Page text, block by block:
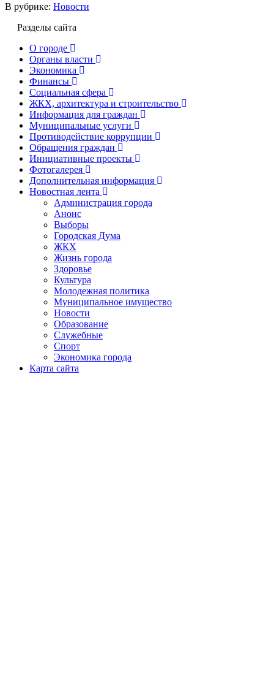
В рубрике: Новости
Разделы сайта
О городе
Органы власти
Экономика
Финансы
Социальная сфера
ЖКХ, архитектура и строительство
Информация для граждан
Муниципальные услуги
Противодействие коррупции
Обращения граждан
Инициативные проекты
Фотогалерея
Дополнительная информация
Новостная лента
Администрация города
Анонс
Выборы
Городская Дума
ЖКХ
Жизнь города
Здоровье
Культура
Молодежная политика
Муниципальное имущество
Новости
Образование
Служебные
Спорт
Экономика города
Карта сайта